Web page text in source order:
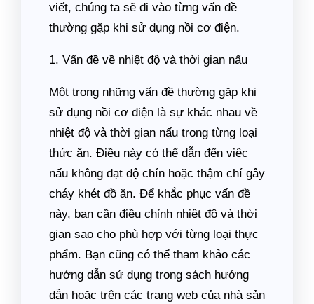
viết, chúng ta sẽ đi vào từng vấn đề
thường gặp khi sử dụng nồi cơ điện.
1. Vấn đề về nhiệt độ và thời gian nấu
Một trong những vấn đề thường gặp khi
sử dụng nồi cơ điện là sự khác nhau về
nhiệt độ và thời gian nấu trong từng loại
thức ăn. Điều này có thể dẫn đến việc
nấu không đạt độ chín hoặc thậm chí gây
cháy khét đồ ăn. Để khắc phục vấn đề
này, bạn cần điều chỉnh nhiệt độ và thời
gian sao cho phù hợp với từng loại thực
phẩm. Bạn cũng có thể tham khảo các
hướng dẫn sử dụng trong sách hướng
dẫn hoặc trên các trang web của nhà sản